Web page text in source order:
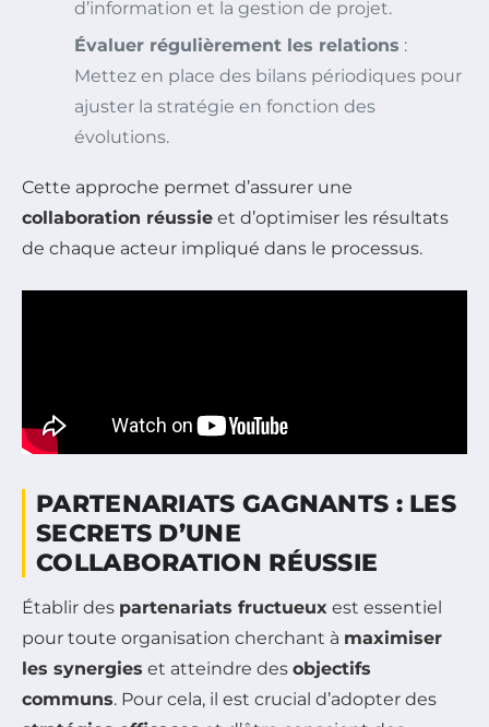
d’information et la gestion de projet.
Évaluer régulièrement les relations :
Mettez en place des bilans périodiques pour
ajuster la stratégie en fonction des
évolutions.
Cette approche permet d’assurer une
collaboration réussie et d’optimiser les résultats
de chaque acteur impliqué dans le processus.
PARTENARIATS GAGNANTS : LES
SECRETS D’UNE
COLLABORATION RÉUSSIE
Établir des partenariats fructueux est essentiel
pour toute organisation cherchant à maximiser
les synergies et atteindre des objectifs
communs. Pour cela, il est crucial d’adopter des